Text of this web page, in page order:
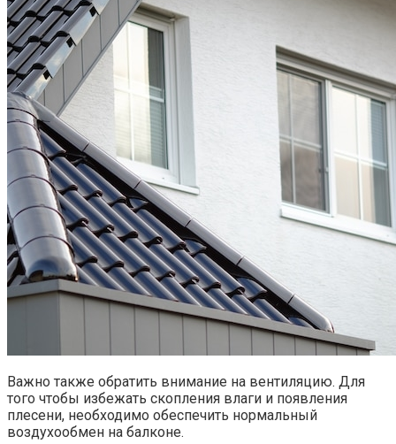
Важно также обратить внимание на вентиляцию.​ Для
того чтобы избежать скопления влаги и появления
плесени, необходимо обеспечить нормальный
воздухообмен на балконе.​